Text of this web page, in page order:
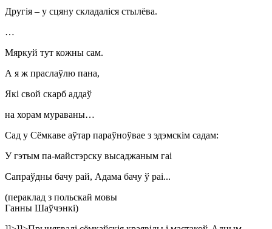
Другія – у сцяну складаліся стылёва.
…
Мяркуй тут кожны сам.
А я ж праслаўлю пана,
Які свой скарб аддаў
на хорам мураваны…
Сад у Сёмкаве аўтар параўноўвае з эдэмскім садам:
У гэтым па-майстэрску высаджаным гаі
Сапраўдны бачу рай, Адама бачу ў раі...
(пераклад з польскай мовы
Ганны Шаўчэнкі)